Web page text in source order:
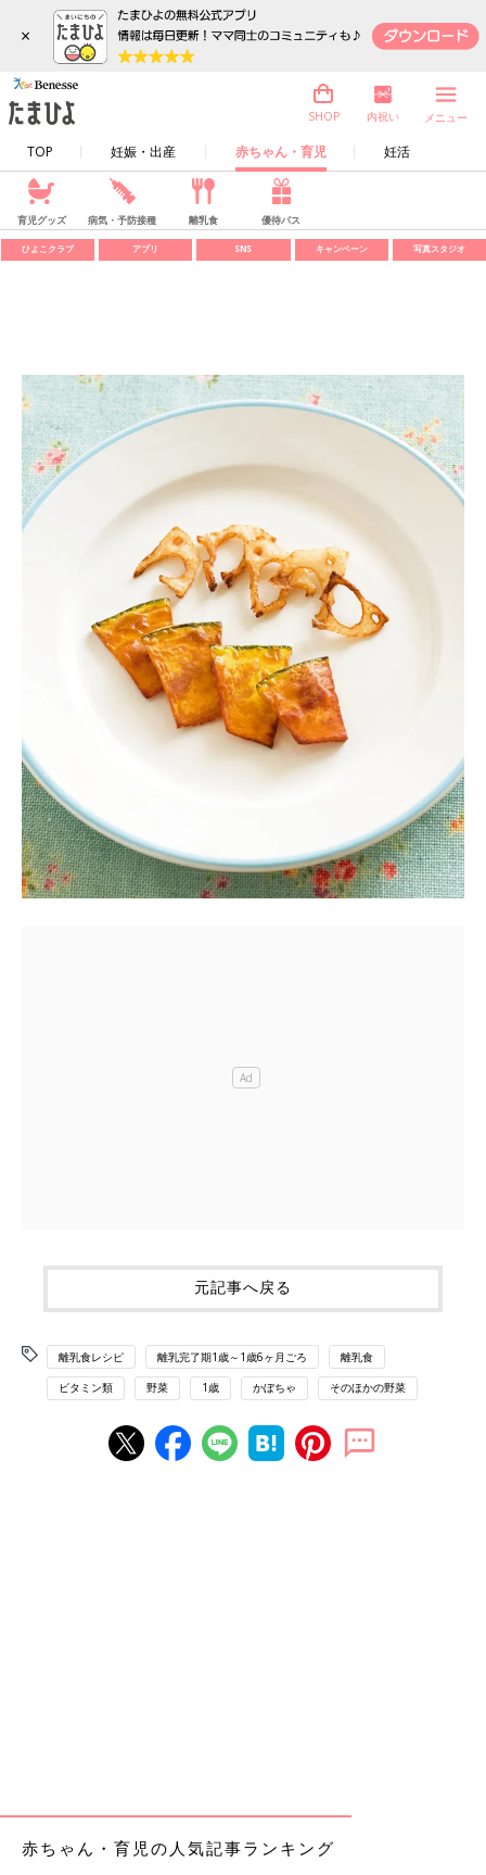
×
TOP 妊娠・出産 赤ちゃん・育児 妊活
SHOP 内祝い メニュー
育児グッズ 病気・予防接種 離乳食 優待パス
ひよこクラブ アプリ SNS キャンペーン 写真スタジオ
元記事へ戻る
離乳食レシピ 離乳完了期1歳～1歳6ヶ月ごろ 離乳食
ビタミン類 野菜 1歳 かぼちゃ そのほかの野菜
赤ちゃん・育児の人気記事ランキング